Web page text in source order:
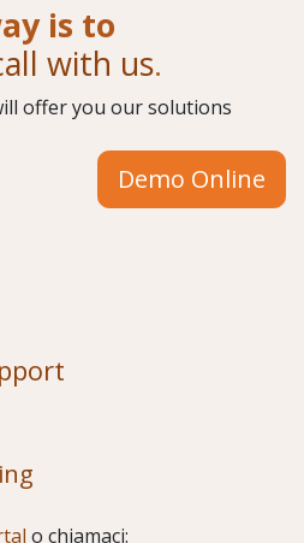
is to
with us.
offer you our solutions
Demo Online
o chiamaci: